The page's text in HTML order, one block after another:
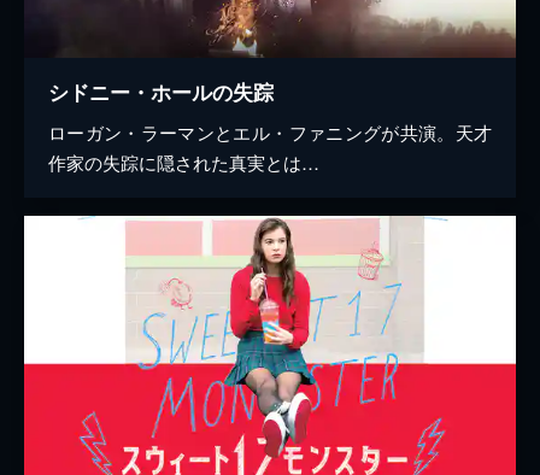
シドニー・ホールの失踪
ローガン・ラーマンとエル・ファニングが共演。天才
作家の失踪に隠された真実とは…